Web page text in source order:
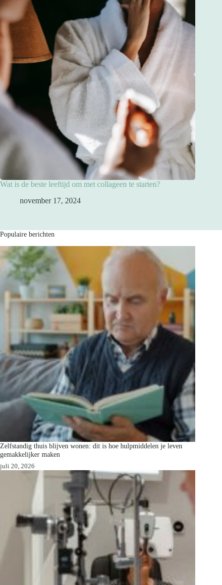
Wat is de beste leeftijd om met collageen te starten?
november 17, 2024
Populaire berichten
Zelfstandig thuis blijven wonen: dit is hoe hulpmiddelen je leven
gemakkelijker maken
juli 20, 2026